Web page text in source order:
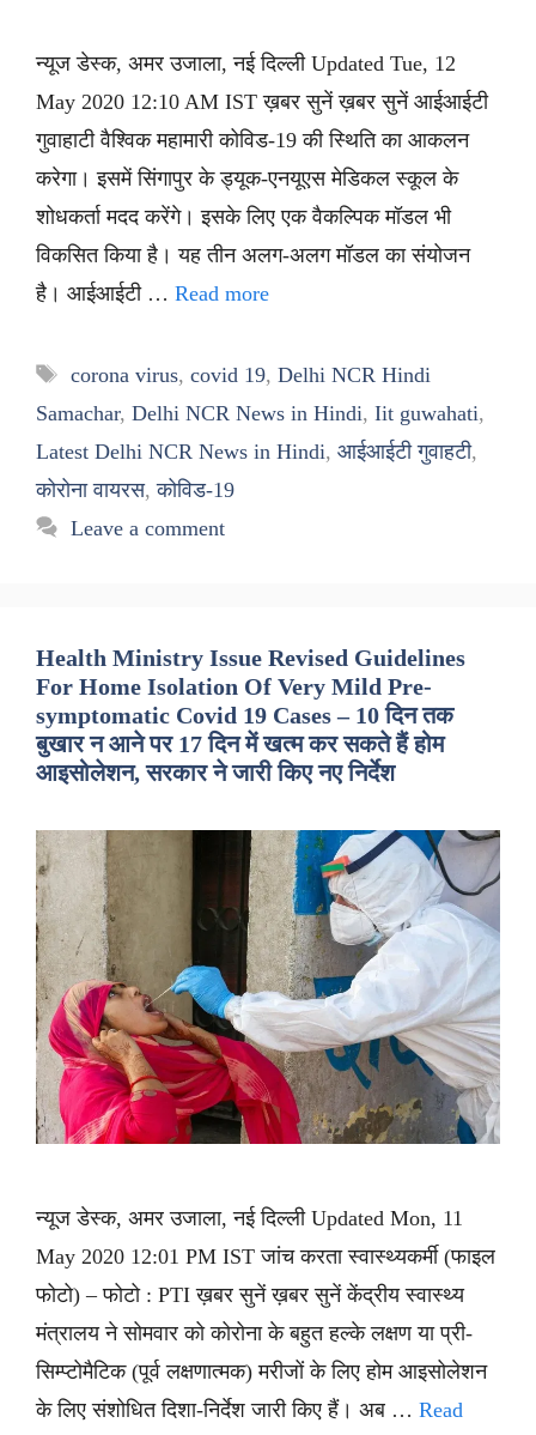
न्यूज डेस्क, अमर उजाला, नई दिल्ली Updated Tue, 12
May 2020 12:10 AM IST ख़बर सुनें ख़बर सुनें आईआईटी
गुवाहाटी वैश्विक महामारी कोविड-19 की स्थिति का आकलन
करेगा। इसमें सिंगापुर के ड्यूक-एनयूएस मेडिकल स्कूल के
शोधकर्ता मदद करेंगे। इसके लिए एक वैकल्पिक मॉडल भी
विकसित किया है। यह तीन अलग-अलग मॉडल का संयोजन
है। आईआईटी … Read more
Tags
corona virus, covid 19, Delhi NCR Hindi
Samachar, Delhi NCR News in Hindi, Iit guwahati,
Latest Delhi NCR News in Hindi, आईआईटी गुवाहटी,
कोरोना वायरस,कोविड-19
Leave a comment
Health Ministry Issue Revised Guidelines
For Home Isolation Of Very Mild Pre-
symptomatic Covid 19 Cases – 10 दिन तक
बुखार न आने पर 17 दिन में खत्म कर सकते हैं होम
आइसोलेशन, सरकार ने जारी किए नए निर्देश
न्यूज डेस्क, अमर उजाला, नई दिल्ली Updated Mon, 11
May 2020 12:01 PM IST जांच करता स्वास्थ्यकर्मी (फाइल
फोटो) – फोटो : PTI ख़बर सुनें ख़बर सुनें केंद्रीय स्वास्थ्य
मंत्रालय ने सोमवार को कोरोना के बहुत हल्के लक्षण या प्री-
सिम्प्टोमैटिक (पूर्व लक्षणात्मक) मरीजों के लिए होम आइसोलेशन
के लिए संशोधित दिशा-निर्देश जारी किए हैं। अब … Read